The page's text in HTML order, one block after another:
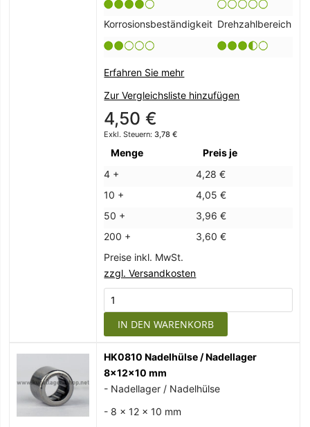
Korrosionsbeständigkeit Drehzahlbereich
Erfahren Sie mehr
Zur Vergleichsliste hinzufügen
4,50 €
3,78 €
Menge
Preis je
4 +
4,28 €
10 +
4,05 €
50 +
3,96 €
200 +
3,60 €
Preise inkl. MwSt.
zzgl. Versandkosten
IN DEN WARENKORB
HK0810 Nadelhülse / Nadellager
8x12x10 mm
- Nadellager / Nadelhülse
- 8 x 12 x 10 mm